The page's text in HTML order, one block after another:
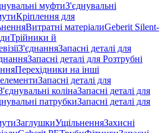
муфтиЗ'єднувальні
Кріплення для
Витратні матеріалиGeberit Silent-
Трійники й
З'єднанняЗапасні деталі для
Запасні деталі для Розтрубні
Перехідники на інші
Запасні деталі для
колінаЗапасні деталі для
патрубкиЗапасні деталі для
ЗаглушкиУщільненняЗахисні